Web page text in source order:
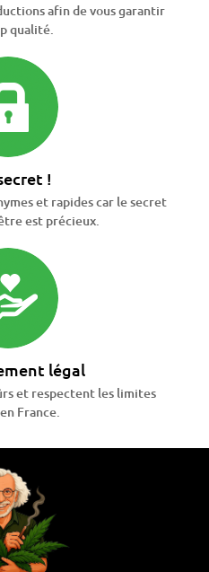
afin de vous garantir
qualité.
!
et rapides car le secret
est précieux.
légal
et respectent les limites
France.